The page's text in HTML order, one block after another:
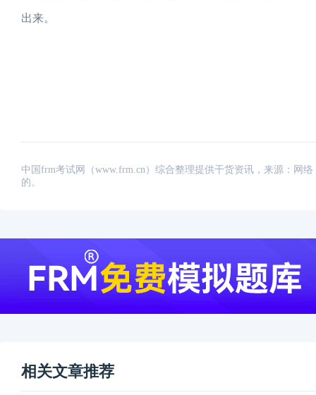
出来。
中国frm考试网（www.frm.cn）综合整理提供干货资讯，来源：网
的。
相关文章推荐